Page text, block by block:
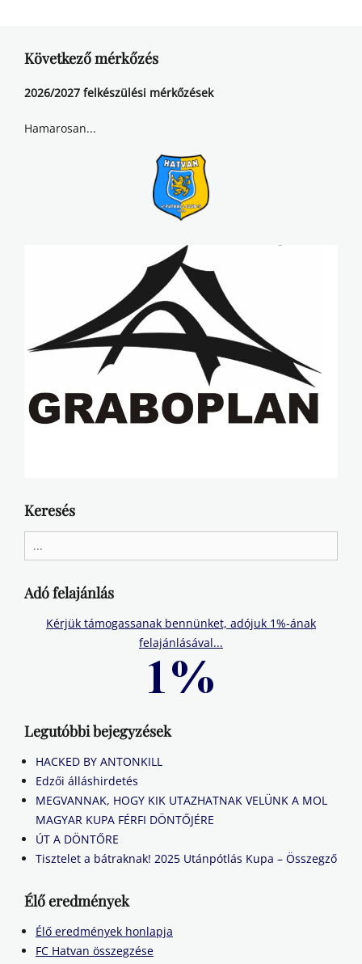
Következő mérkőzés
2026/2027 felkészülési mérkőzések
Hamarosan...
Keresés
for:
Adó felajánlás
Kérjük támogassanak bennünket, adójuk 1%-ának
felajánlásával...
Legutóbbi bejegyzések
HACKED BY ANTONKILL
Edzői álláshirdetés
MEGVANNAK, HOGY KIK UTAZHATNAK VELÜNK A MOL
MAGYAR KUPA FÉRFI DÖNTŐJÉRE
ÚT A DÖNTŐRE
Tisztelet a bátraknak! 2025 Utánpótlás Kupa – Összegző
Élő eredmények
Élő eredmények honlapja
FC Hatvan összegzése